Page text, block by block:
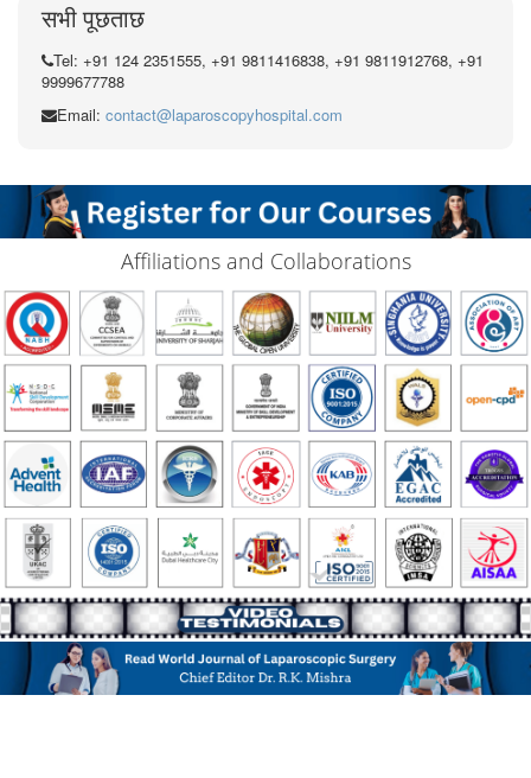
सभी पूछताछ
Tel: +91 124 2351555, +91 9811416838, +91 9811912768, +91
9999677788
Email: contact@laparoscopyhospital.com
Affiliations and Collaborations